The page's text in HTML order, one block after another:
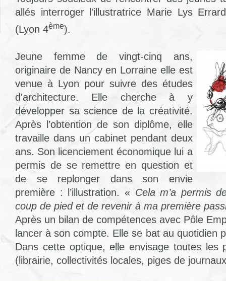
allés interroger l'illustratrice Marie Lys
(Lyon 4ème).
Jeune femme de vingt-cinq ans,
originaire de Nancy en Lorraine elle est
venue à Lyon pour suivre des études
d'architecture. Elle cherche à y
développer sa science de la créativité.
Après l’obtention de son diplôme, elle
travaille dans un cabinet pendant deux
ans. Son licenciement économique lui a
permis de se remettre en question et
de se replonger dans son envie
première : l’illustration. « Cela m’a permis
coup de pied et de revenir à ma première
Après un bilan de compétences avec Pôle
lancer à son compte. Elle se bat au quotidien
Dans cette optique, elle envisage toutes les
(librairie, collectivités locales, piges de